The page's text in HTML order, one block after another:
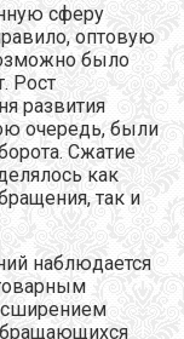
сферу
оптовую
было
Рост
развития
очередь, были
Сжатие
как
так и
наблюдается